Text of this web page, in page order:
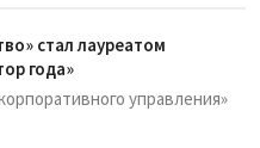
стал лауреатом
года»
управления»